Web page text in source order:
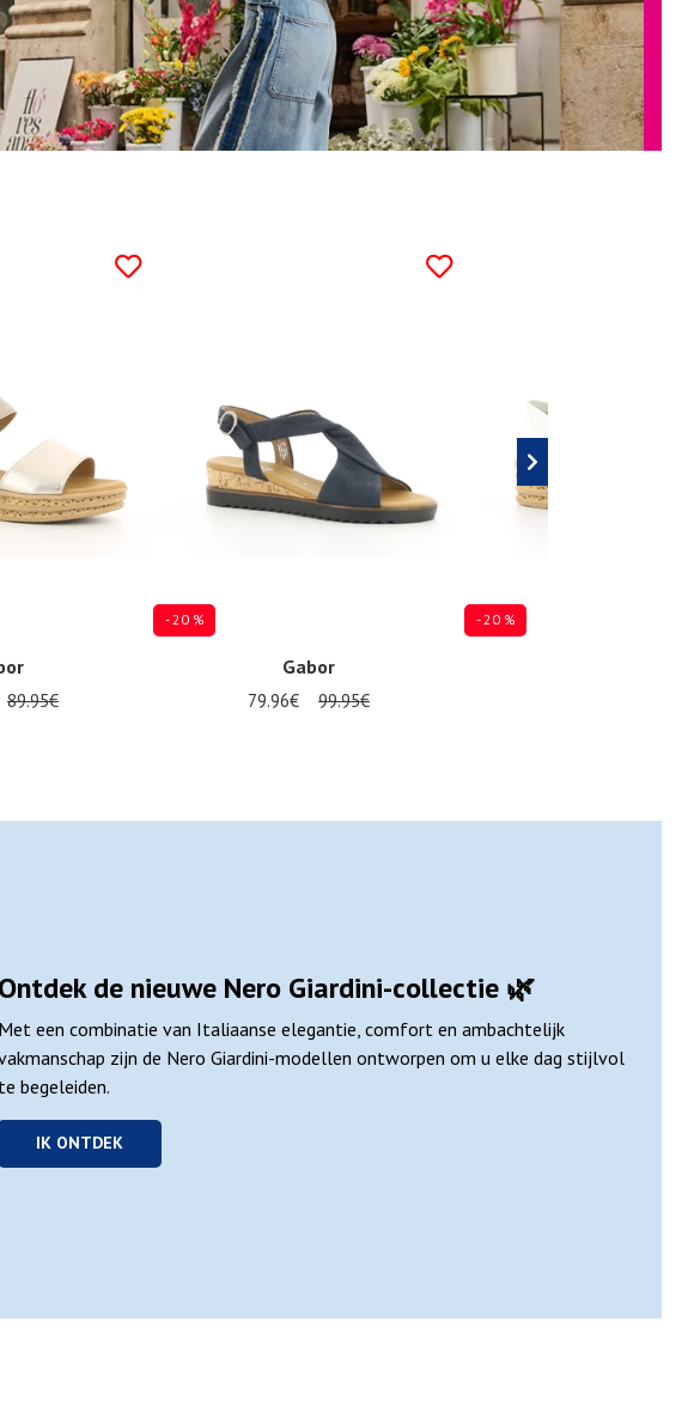
89.95€
- 20 %
Gabor
79.96€ 99.95€
- 20 %
Ontdek de nieuwe Nero Giardini-collectie 🌿
Met een combinatie van Italiaanse elegantie, comfort en ambachtelijk
zijn de Nero Giardini-modellen ontworpen om u elke dag stijlvol
te begeleiden.
IK ONTDEK